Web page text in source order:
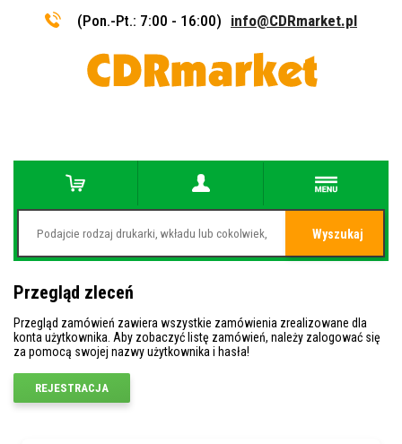
(Pon.-Pt.: 7:00 - 16:00) info@CDRmarket.pl
Wyszukaj
Przegląd zleceń
Przegląd zamówień zawiera wszystkie zamówienia zrealizowane dla
konta użytkownika. Aby zobaczyć listę zamówień, należy zalogować się
za pomocą swojej nazwy użytkownika i hasła!
REJESTRACJA